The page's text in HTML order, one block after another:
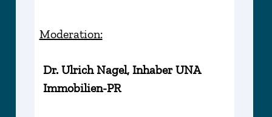
Moderation:
Dr. Ulrich Nagel, Inhaber UNA
Immobilien-PR